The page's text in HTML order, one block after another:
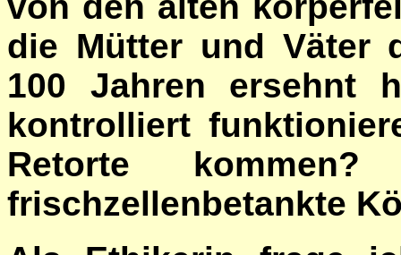
die Mütter und Väter
100 Jahren ersehnt
kontrolliert
Retorte
frischzellenbetankte